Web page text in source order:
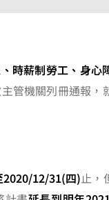
時薪制勞工、身心
管機關列冊通報
12/31(四)止，